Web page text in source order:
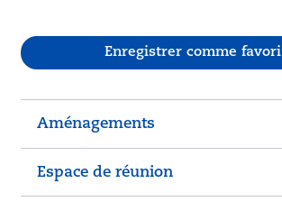
Enregistrer comme favori
Aménagements
Espace de réunion